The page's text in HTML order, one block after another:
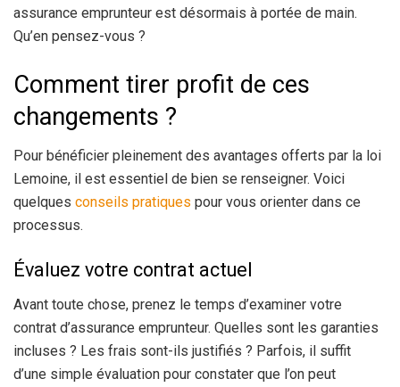
assurance emprunteur est désormais à portée de main.
Qu’en pensez-vous ?
Comment tirer profit de ces
changements ?
Pour bénéficier pleinement des avantages offerts par la loi
Lemoine, il est essentiel de bien se renseigner. Voici
quelques conseils pratiques pour vous orienter dans ce
processus.
Évaluez votre contrat actuel
Avant toute chose, prenez le temps d’examiner votre
contrat d’assurance emprunteur. Quelles sont les garanties
incluses ? Les frais sont-ils justifiés ? Parfois, il suffit
d’une simple évaluation pour constater que l’on peut